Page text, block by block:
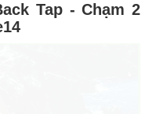
Tap - Chạm 2